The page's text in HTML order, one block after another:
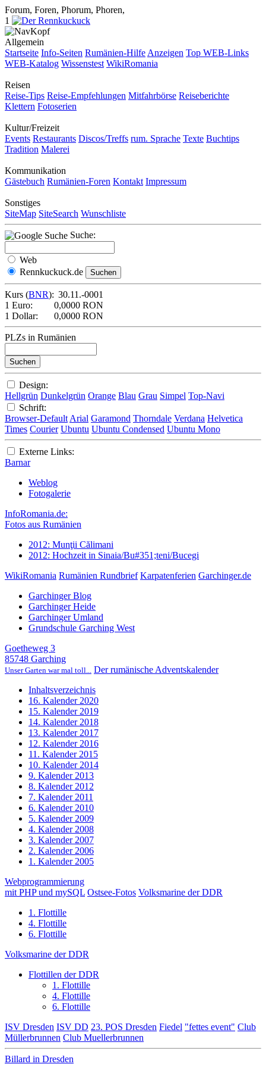
Forum, Foren, Phorum, Phoren,
1
Allgemein
Startseite Info-Seiten Rumänien-Hilfe Anzeigen Top WEB-Links
WEB-Katalog Wissenstest WikiRomania
Reisen
Reise-Tips Reise-Empfehlungen Mitfahrbörse Reiseberichte
Klettern Fotoserien
Kultur/Freizeit
Events Restaurants Discos/Treffs rum. Sprache Texte Buchtips
Tradition Malerei
Kommunikation
Gästebuch Rumänien-Foren Kontakt Impressum
Sonstiges
SiteMap SiteSearch Wunschliste
Suche:
Web
Rennkuckuck.de
Kurs (BNR): 30.11.-0001
1 Euro:
0,0000 RON
1 Dollar:
0,0000 RON
PLZs in Rumänien
Design:
Hellgrün Dunkelgrün Orange Blau Grau Simpel Top-Navi
Schrift:
Browser-Default Arial Garamond Thorndale Verdana Helvetica
Times Courier Ubuntu Ubuntu Condensed Ubuntu Mono
Externe Links:
Barnar
Weblog
Fotogalerie
InfoRomania.de:
Fotos aus Rumänien
2012: Munţii Călimani
2012: Hochzeit in Sinaia/Bu#351;teni/Bucegi
WikiRomania Rumänien Rundbrief Karpatenferien Garchinger.de
Garchinger Blog
Garchinger Heide
Garchinger Umland
Grundschule Garching West
Goetheweg 3
85748 Garching
Unser Garten war mal toll... Der rumänische Adventskalender
Inhaltsverzeichnis
16. Kalender 2020
15. Kalender 2019
14. Kalender 2018
13. Kalender 2017
12. Kalender 2016
11. Kalender 2015
10. Kalender 2014
9. Kalender 2013
8. Kalender 2012
7. Kalender 2011
6. Kalender 2010
5. Kalender 2009
4. Kalender 2008
3. Kalender 2007
2. Kalender 2006
1. Kalender 2005
Webprogrammierung
mit PHP und mySQL Ostsee-Fotos Volksmarine der DDR
1. Flottille
4. Flottille
6. Flottille
Volksmarine der DDR
Flottillen der DDR
1. Flottille
4. Flottille
6. Flottille
ISV Dresden ISV DD 23. POS Dresden Fiedel "fettes event" Club
Müllerbrunnen Club Muellerbrunnen
Billard in Dresden